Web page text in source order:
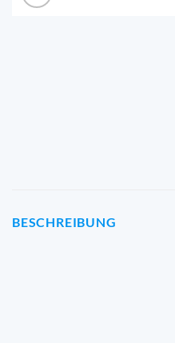
BESCHREIBUNG